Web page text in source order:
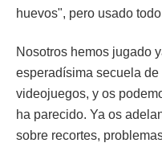
huevos", pero usado
Nosotros hemos jugado
esperadísima secuela
videojuegos, y os
ha parecido. Ya os
sobre recortes,